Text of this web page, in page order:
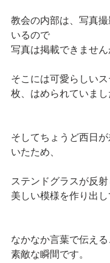
教会の内部は、写真
いるので
写真は掲載できませ
そこには可愛らしい
枚、はめられていまし
そしてちょうど西日
いたため、
ステンドグラスが反
美しい模様を作り出し
なかなか言葉で伝え
素敵な瞬間です。